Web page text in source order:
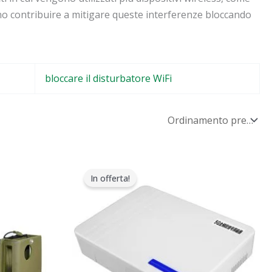
contribuire a mitigare queste interferenze bloccando
bloccare il disturbatore WiFi
In offerta!originale
era:
$599.00.